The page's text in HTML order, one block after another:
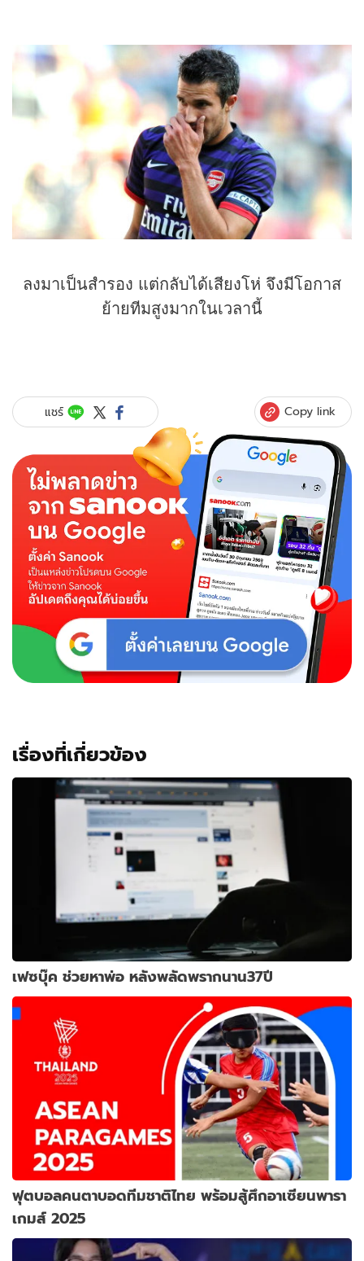
ลงมาเป็นสำรอง แต่กลับได้เสียงโห่ จึงมีโอกาส
ย้ายทีมสูงมากในเวลานี้
แชร์ Copy link
เรื่องที่เกี่ยวข้อง
เฟซบุ๊ค ช่วยหาพ่อ หลังพลัดพรากนาน37ปี
ฟุตบอลคนตาบอดทีมชาติไทย พร้อมสู้ศึกอาเซียนพารา
เกมส์ 2025